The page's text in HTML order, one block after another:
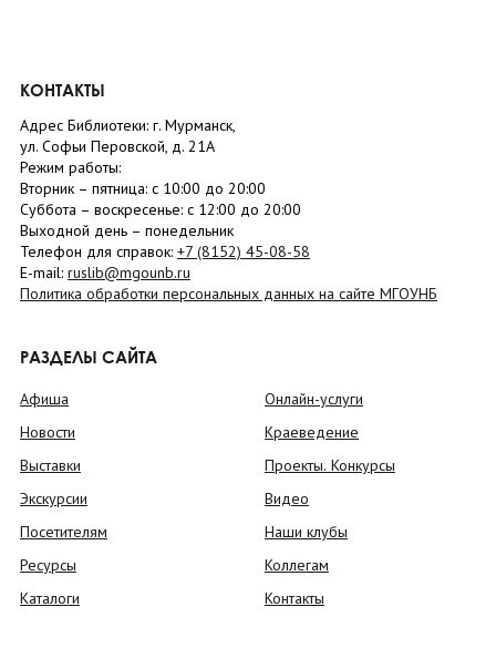
КОНТАКТЫ
Адрес Библиотеки: г. Мурманск,
ул. Софьи Перовской, д. 21А
Режим работы:
Вторник – пятница: с 10:00 до 20:00
Суббота – воскресенье: c 12:00 до 20:00
Выходной день – понедельник
Телефон для справок: +7 (8152) 45-08-58
E-mail: ruslib@mgounb.ru
Политика обработки персональных данных на сайте МГОУНБ
РАЗДЕЛЫ САЙТА
Афиша
Новости
Выставки
Экскурсии
Посетителям
Ресурсы
Каталоги
Онлайн-услуги
Краеведение
Проекты. Конкурсы
Видео
Наши клубы
Коллегам
Контакты